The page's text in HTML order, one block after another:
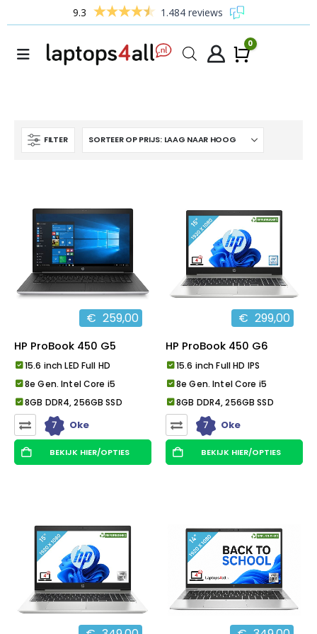
9.3 1.484 reviews
0
FILTER
€ 259,00
HP ProBook 450 G5
15.6 inch LED Full HD
8e Gen. Intel Core i5
8GB DDR4, 256GB SSD
7 Oke
BEKIJK HIER/OPTIES
€ 299,00
HP ProBook 450 G6
15.6 inch Full HD IPS
8e Gen. Intel Core i5
8GB DDR4, 256GB SSD
7 Oke
BEKIJK HIER/OPTIES